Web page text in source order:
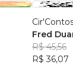
Fred
R$ 45,56
R$ 36,07